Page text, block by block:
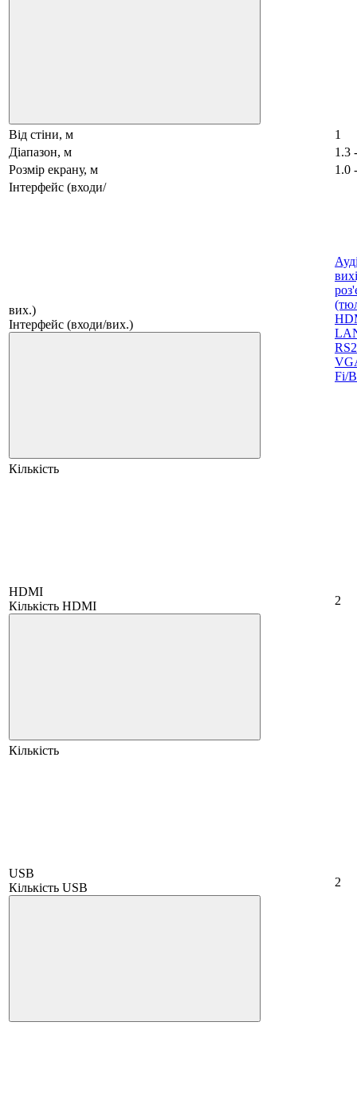
Від стіни, м
1
Діапазон, м
1.3
Розмір екрану, м
1.0
Інтерфейс (входи/
вих.)
Інтерфейс (входи/вих.)
Fi/
Кількість
HDMI
Кількість HDMI
2
Кількість
USB
Кількість USB
2